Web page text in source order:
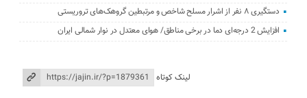
دستگیری ۸ نفر از اشرار مسلح شاخص و مرتبطین گروهک‌های تروریستی
افزایش 2 درجه‌ای دما در برخی مناطق/ هوای معتدل در نوار شمالی ایران
لینک کوتاه